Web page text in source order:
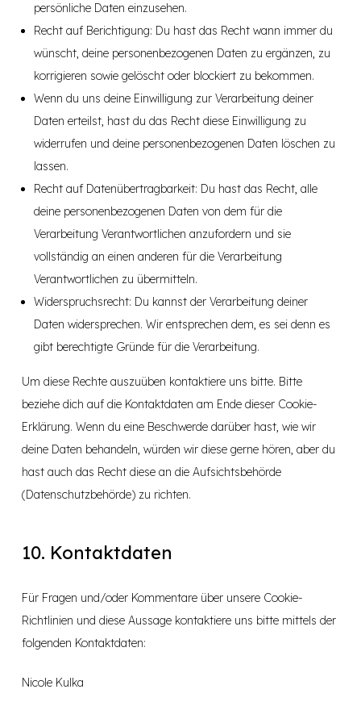
persönliche Daten einzusehen.
Recht auf Berichtigung: Du hast das Recht wann immer du
wünscht, deine personenbezogenen Daten zu ergänzen, zu
korrigieren sowie gelöscht oder blockiert zu bekommen.
Wenn du uns deine Einwilligung zur Verarbeitung deiner
Daten erteilst, hast du das Recht diese Einwilligung zu
widerrufen und deine personenbezogenen Daten löschen zu
lassen.
Recht auf Datenübertragbarkeit: Du hast das Recht, alle
deine personenbezogenen Daten von dem für die
Verarbeitung Verantwortlichen anzufordern und sie
vollständig an einen anderen für die Verarbeitung
Verantwortlichen zu übermitteln.
Widerspruchsrecht: Du kannst der Verarbeitung deiner
Daten widersprechen. Wir entsprechen dem, es sei denn es
gibt berechtigte Gründe für die Verarbeitung.
Um diese Rechte auszuüben kontaktiere uns bitte. Bitte
beziehe dich auf die Kontaktdaten am Ende dieser Cookie-
Erklärung. Wenn du eine Beschwerde darüber hast, wie wir
deine Daten behandeln, würden wir diese gerne hören, aber du
hast auch das Recht diese an die Aufsichtsbehörde
(Datenschutzbehörde) zu richten.
10. Kontaktdaten
Für Fragen und/oder Kommentare über unsere Cookie-
Richtlinien und diese Aussage kontaktiere uns bitte mittels der
folgenden Kontaktdaten:
Nicole Kulka